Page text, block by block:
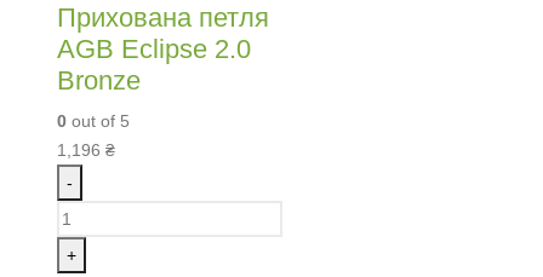
Прихована петля
AGB Eclipse 2.0
Bronze
0 out of 5
1,196 ₴
-
+